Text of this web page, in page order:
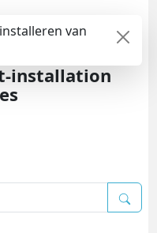
van
installation